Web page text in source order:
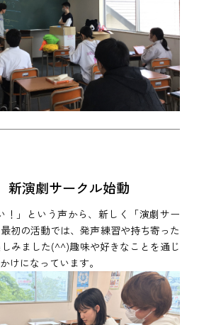
新演劇サークル始動
！」という声から、新しく「演劇サー
初の活動では、発声練習や持ち寄った
みました(^^)趣味や好きなことを通じ
けになっています。